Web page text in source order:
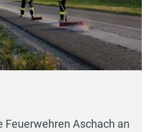
Feuerwehren Aschach an